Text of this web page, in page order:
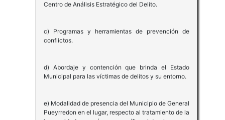
Centro de Análisis Estratégico del Delito.
c) Programas y herramientas de prevención de
conflictos.
d) Abordaje y contención que brinda el Estado
Municipal para las víctimas de delitos y su entorno.
e) Modalidad de presencia del Municipio de General
Pueyrredon en el lugar, respecto al tratamiento de la